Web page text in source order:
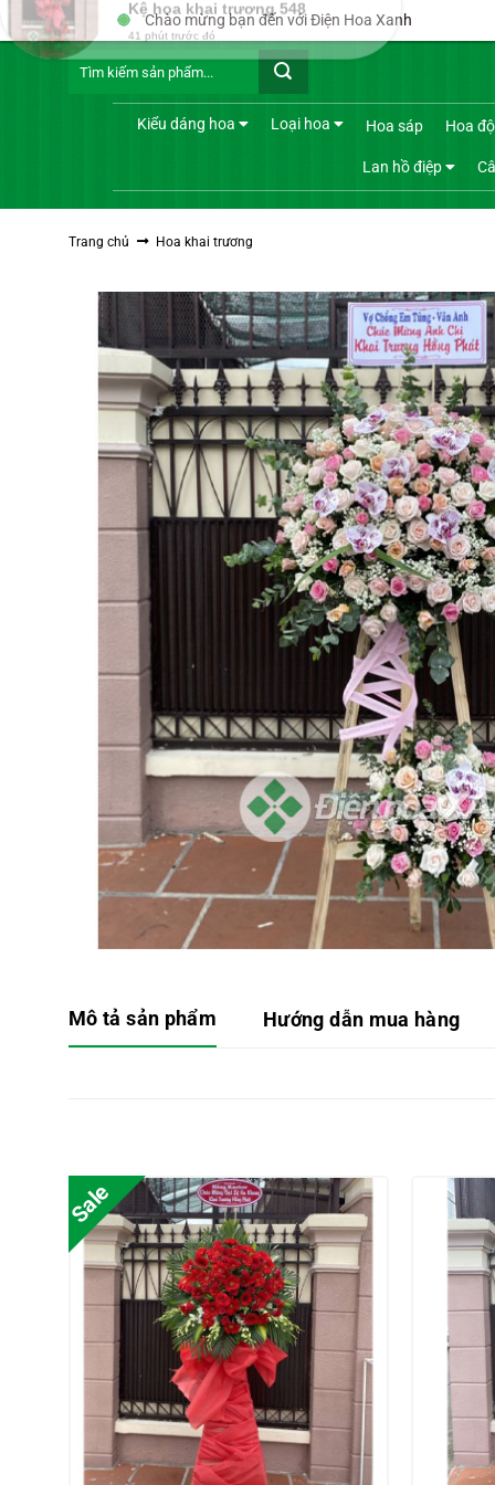
qua
Chào mừng bạn đến với Điện Hoa Xanh
Tìm
kiếm:
Kiểu dáng hoa Loại hoa Hoa sáp Hoa
Lan hồ điệp
Trang chủ Hoa khai trương
Mô tả sản phẩm Hướng dẫn mua hàng
Sale